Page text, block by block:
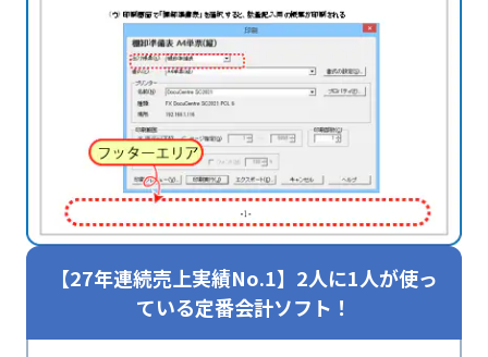
【27年連続売上実績No.1】2人に1人が使っ
ている定番会計ソフト！